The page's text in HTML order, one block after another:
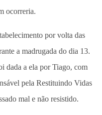
ocorreria.
por volta das
a madrugada do dia 13.
dada a ela por Tiago, com
pela Restituindo Vidas
mal e não resistido.